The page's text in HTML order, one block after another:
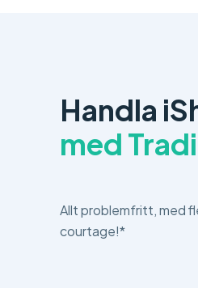
Handla
med
Allt problemfritt, med
courtage!*